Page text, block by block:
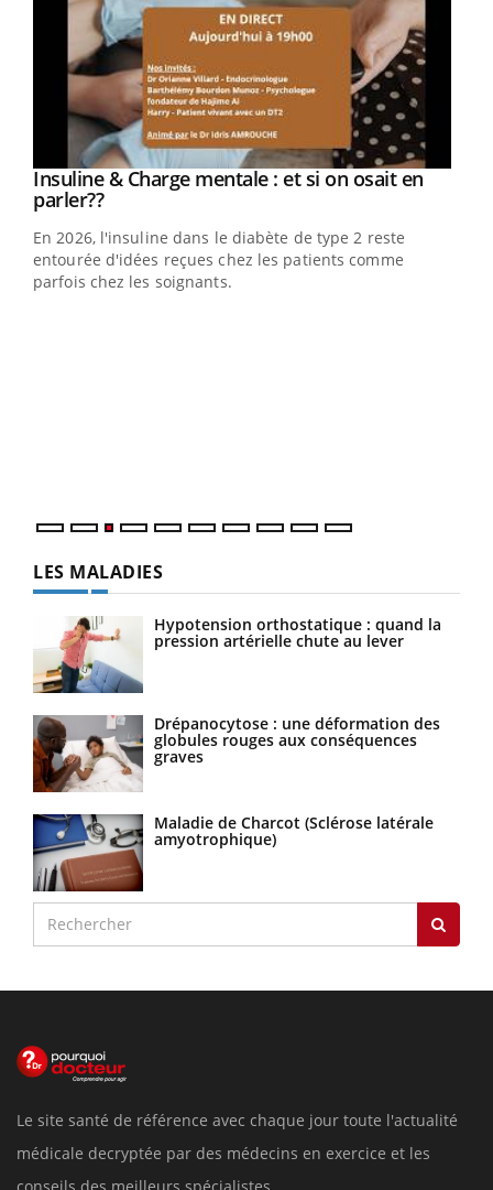
Youtube
Insuline & Charge mentale : et si on osait en
parler??Youtube
En 2026, l'insuline dans le diabète de type 2 reste
entourée d'idées reçues chez les patients comme
parfois chez les soignants.
LES MALADIES
Hypotension orthostatique : quand la
pression artérielle chute au lever
Drépanocytose : une déformation des
globules rouges aux conséquences
graves
Maladie de Charcot (Sclérose latérale
amyotrophique)
Le site santé de référence avec chaque jour toute l'actualité
médicale decryptée par des médecins en exercice et les